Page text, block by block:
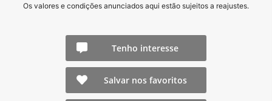
Os valores e condições anunciados aqui estão sujeitos a reajustes.
Tenho interesse
Salvar nos favoritos